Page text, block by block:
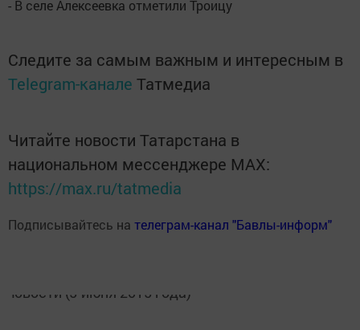
- В селе Алексеевка отметили Троицу
Следите за самым важным и интересным в
Telegram-канале Татмедиа
Читайте новости Татарстана в
национальном мессенджере MАХ:
https://max.ru/tatmedia
Подписывайтесь на телеграм-канал "Бавлы-информ"